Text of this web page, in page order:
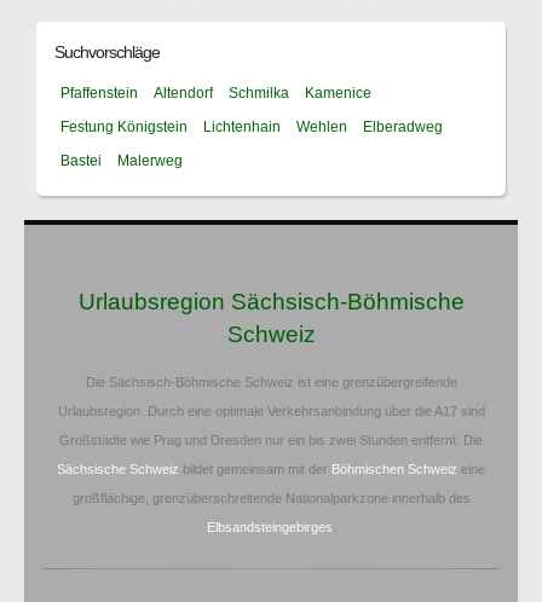
Suchvorschläge
Pfaffenstein Altendorf Schmilka
Kamenice
Festung Königstein
Lichtenhain Wehlen
Elberadweg
Bastei
Malerweg
Urlaubsregion Sächsisch-Böhmische
Schweiz
Die Sächsisch-Böhmische Schweiz ist eine grenzübergreifende
Urlaubsregion. Durch eine optimale Verkehrsanbindung über die A17 sind
Großstädte wie Prag und Dresden nur ein bis zwei Stunden entfernt. Die
Sächsische Schweiz bildet gemeinsam mit der Böhmischen Schweiz eine
großflächige, grenzüberschreitende Nationalparkzone innerhalb des
Elbsandsteingebirges